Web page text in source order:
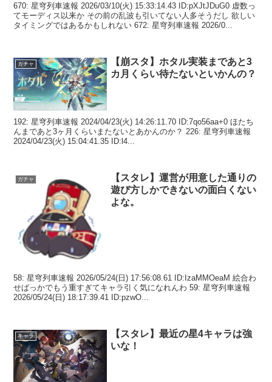
670: 星穹列車速報 2026/03/10(火) 15:33:14.43 ID:pXJtJDuG0 虚数っ
てモーディス以来か その前の乱波も引いてない人多そうだし 欲しい
タイミングではあるかもしれない 672: 星穹列車速報 2026/0...
ガチャ
【崩スタ】ホタル実装まであと3
カ月くらい待たないといかんの？
192: 星穹列車速報 2024/04/23(火) 14:26:11.70 ID:7qo56aa+0 ほたち
んまであと3ヶ月くらいまたないとあかんのか？ 226: 星穹列車速報
2024/04/23(火) 15:04:41.35 ID:l4...
ガチャ
【スタレ】運営が用意した通りの
遊び方しかできないの面白くない
よな。
58: 星穹列車速報 2026/05/24(日) 17:56:08.61 ID:IzaMMOeaM 絵合わ
せばっかでもう重すぎてキャラ引く気になれんわ 59: 星穹列車速報
2026/05/24(日) 18:17:39.41 ID:pzwO...
キャラ
【スタレ】最近の星4キャラは強
いな！